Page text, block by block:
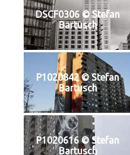
DSCF0306 © Stefan
Bartusch
P1020842 © Stefan
Bartusch
P1020616 © Stefan
Bartusch